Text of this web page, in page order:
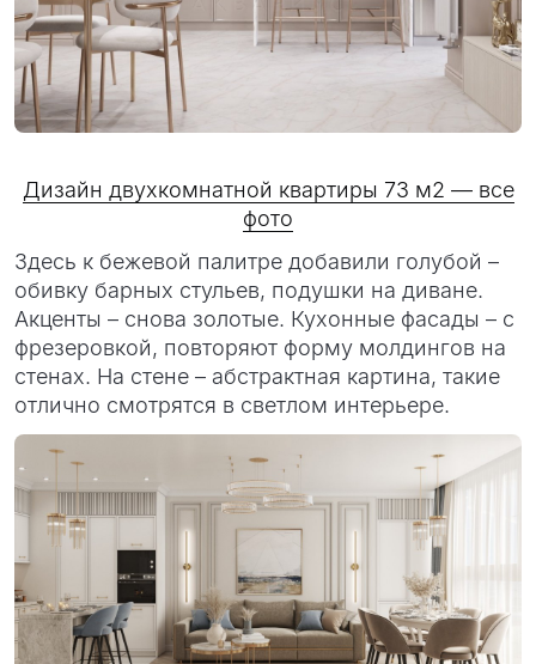
Дизайн двухкомнатной квартиры 73 м2 — все
фото
Здесь к бежевой палитре добавили голубой –
обивку барных стульев, подушки на диване.
Акценты – снова золотые. Кухонные фасады – с
фрезеровкой, повторяют форму молдингов на
стенах. На стене – абстрактная картина, такие
отлично смотрятся в светлом интерьере.